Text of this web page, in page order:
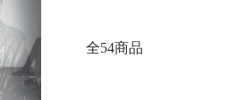
全54商品